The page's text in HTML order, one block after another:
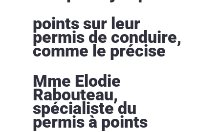
points sur leur
permis de conduire,
comme le précise
Mme Elodie
Rabouteau,
spécialiste du
permis à points